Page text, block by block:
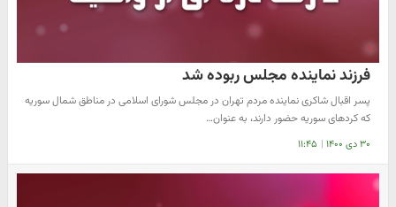
فرزند نماینده مجلس ربوده شد
پسر اقبال شاکری نماینده مردم تهران در مجلس شورای اسلامی در مناطق شمال سوریه
که کردهای سوریه حضور دارند، به عنوان…
۳۰ دی ۱۴۰۰ | ۱۱:۴۵